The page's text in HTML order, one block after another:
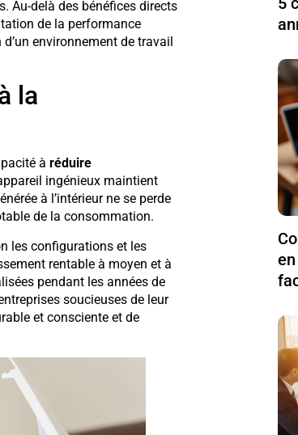
Au-delà des bénéfices directs
de la performance
environnement de travail
la
à réduire
ingénieux maintient
à l’intérieur ne se perde
de la consommation.
les configurations et les
rentable à moyen et à
pendant les années de
soucieuses de leur
et consciente et de